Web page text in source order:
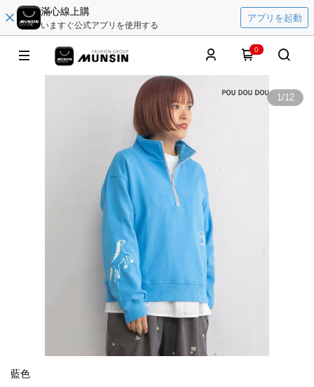
滿心線上購
いますぐ公式アプリを使用する
アプリを起動
0
1/12
藍色